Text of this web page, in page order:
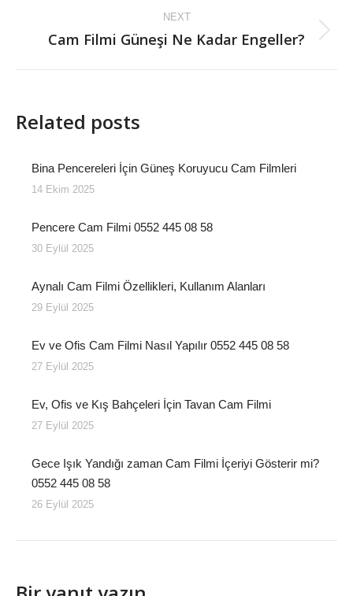
NEXT
Next
Cam Filmi Güneşi Ne Kadar Engeller?
Related posts
Bina Pencereleri İçin Güneş Koruyucu Cam Filmleri
14 Ekim 2025
Pencere Cam Filmi 0552 445 08 58
30 Eylül 2025
Aynalı Cam Filmi Özellikleri, Kullanım Alanları
29 Eylül 2025
Ev ve Ofis Cam Filmi Nasıl Yapılır 0552 445 08 58
27 Eylül 2025
Ev, Ofis ve Kış Bahçeleri İçin Tavan Cam Filmi
27 Eylül 2025
Gece Işık Yandığı zaman Cam Filmi İçeriyi Gösterir mi?
0552 445 08 58
26 Eylül 2025